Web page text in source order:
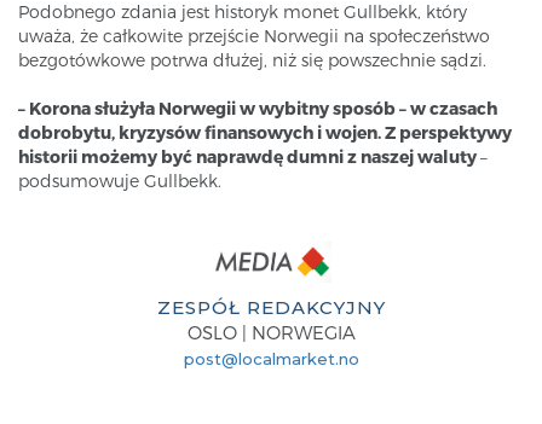
Podobnego zdania jest historyk monet Gullbekk, który
uważa, że całkowite przejście Norwegii na społeczeństwo
bezgotówkowe potrwa dłużej, niż się powszechnie sądzi.
– Korona służyła Norwegii w wybitny sposób – w czasach
dobrobytu, kryzysów finansowych i wojen. Z perspektywy
historii możemy być naprawdę dumni z naszej waluty–
podsumowuje Gullbekk.
ZESPÓŁ REDAKCYJNY
OSLO | NORWEGIA
post@localmarket.no